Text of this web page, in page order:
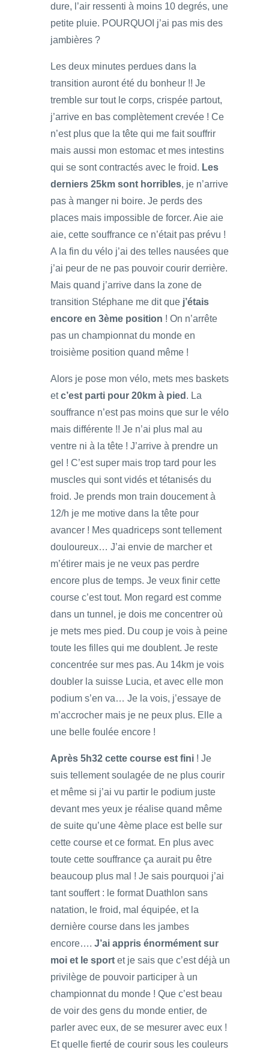
dure, l’air ressenti à moins 10 degrés, une
petite pluie. POURQUOI j’ai pas mis des
jambières ?
Les deux minutes perdues dans la
transition auront été du bonheur !! Je
tremble sur tout le corps, crispée partout,
j’arrive en bas complètement crevée ! Ce
n’est plus que la tête qui me fait souffrir
mais aussi mon estomac et mes intestins
qui se sont contractés avec le froid. Les
derniers 25km sont horribles, je n’arrive
pas à manger ni boire. Je perds des
places mais impossible de forcer. Aie aie
aie, cette souffrance ce n’était pas prévu !
A la fin du vélo j’ai des telles nausées que
j’ai peur de ne pas pouvoir courir derrière.
Mais quand j’arrive dans la zone de
transition Stéphane me dit que j’étais
encore en 3ème position ! On n’arrête
pas un championnat du monde en
troisième position quand même !
Alors je pose mon vélo, mets mes baskets
etc’est parti pour 20km à pied . La
souffrance n’est pas moins que sur le vélo
mais différente !! Je n’ai plus mal au
ventre ni à la tête ! J’arrive à prendre un
gel ! C’est super mais trop tard pour les
muscles qui sont vidés et tétanisés du
froid. Je prends mon train doucement à
12/h je me motive dans la tête pour
avancer ! Mes quadriceps sont tellement
douloureux… J’ai envie de marcher et
m’étirer mais je ne veux pas perdre
encore plus de temps. Je veux finir cette
course c’est tout. Mon regard est comme
dans un tunnel, je dois me concentrer où
je mets mes pied. Du coup je vois à peine
toute les filles qui me doublent. Je reste
concentrée sur mes pas. Au 14km je vois
doubler la suisse Lucia, et avec elle mon
podium s’en va… Je la vois, j’essaye de
m’accrocher mais je ne peux plus. Elle a
une belle foulée encore !
Après 5h32 cette course est fini ! Je
suis tellement soulagée de ne plus courir
et même si j’ai vu partir le podium juste
devant mes yeux je réalise quand même
de suite qu’une 4ème place est belle sur
cette course et ce format. En plus avec
toute cette souffrance ça aurait pu être
beaucoup plus mal ! Je sais pourquoi j’ai
tant souffert : le format Duathlon sans
natation, le froid, mal équipée, et la
dernière course dans les jambes
encore…. J’ai appris énormément sur
moi et le sport et je sais que c’est déjà un
privilège de pouvoir participer à un
championnat du monde ! Que c’est beau
de voir des gens du monde entier, de
parler avec eux, de se mesurer avec eux !
Et quelle fierté de courir sous les couleurs